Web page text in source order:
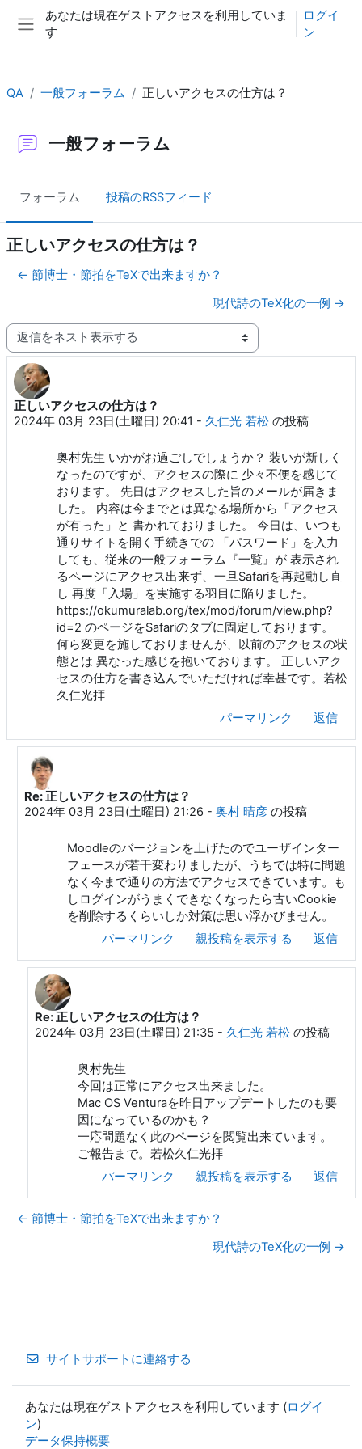
メインコンテンツへスキップする
サイドパネル
あなたは現在ゲストアクセスを利用していま
す
ログイ
ン
QA 一般フォーラム 正しいアクセスの仕方は？
一般フォーラム
フォーラム 投稿のRSSフィード
正しいアクセスの仕方は？
← 節博士・節拍をTeXで出来ますか？
現代詩のTeX化の一例 →
表示モード
正しいアクセスの仕方は？
2024年 03月 23日(土曜日) 20:41 - 久仁光 若松 の投稿
返信数: 2
奥村先生 いかがお過ごしでしょうか？ 装いが新しく
なったのですが、アクセスの際に 少々不便を感じて
おります。 先日はアクセスした旨のメールが届きま
した。 内容は今までとは異なる場所から「アクセス
が有った」と 書かれておりました。 今日は、いつも
通りサイトを開く手続きでの 「パスワード」を入力
しても、従来の一般フォーラム『一覧』が 表示され
るページにアクセス出来ず、一旦Safariを再起動し直
し 再度「入場」を実施する羽目に陥りました。
https://okumuralab.org/tex/mod/forum/view.php?
id=2 のページをSafariのタブに固定しております。
何ら変更を施しておりませんが、以前のアクセスの状
態とは 異なった感じを抱いております。 正しいアク
セスの仕方を書き込んでいただければ幸甚です。若松
久仁光拝
パーマリンク
返信
久仁光 若松 への返信
Re: 正しいアクセスの仕方は？
2024年 03月 23日(土曜日) 21:26- 奥村 晴彦の投稿
Moodleのバージョンを上げたのでユーザインター
フェースが若干変わりましたが、うちでは特に問題
なく今まで通りの方法でアクセスできています。も
しログインがうまくできなくなったら古いCookie
を削除するくらいしか対策は思い浮かびません。
パーマリンク
親投稿を表示する 返信
奥村 晴彦 への返信
Re: 正しいアクセスの仕方は？
2024年 03月 23日(土曜日) 21:35 - 久仁光 若松の投稿
奥村先生
今回は正常にアクセス出来ました。
Mac OS Venturaを昨日アップデートしたのも要
因になっているのかも？
一応問題なく此のページを閲覧出来ています。
ご報告まで。若松久仁光拝
パーマリンク
親投稿を表示する 返信
← 節博士・節拍をTeXで出来ますか？
現代詩のTeX化の一例 →
サイトサポートに連絡する
あなたは現在ゲストアクセスを利用しています (ログイ
ン)
データ保持概要